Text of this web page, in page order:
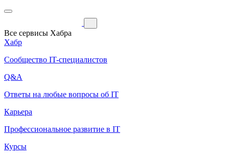
Все сервисы Хабра
Хабр
Сообщество IT-специалистов
Q&A
Ответы на любые вопросы об IT
Карьера
Профессиональное развитие в IT
Курсы